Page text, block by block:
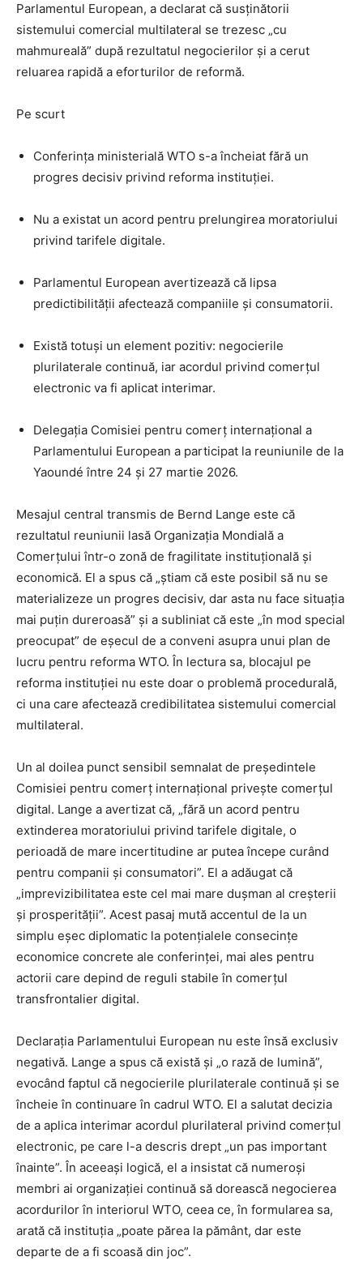
Parlamentul European, a declarat că susținătorii
sistemului comercial multilateral se trezesc „cu
mahmureală” după rezultatul negocierilor și a cerut
reluarea rapidă a eforturilor de reformă.
Pe scurt
Conferința ministerială WTO s-a încheiat fără un
progres decisiv privind reforma instituției.
Nu a existat un acord pentru prelungirea moratoriului
privind tarifele digitale.
Parlamentul European avertizează că lipsa
predictibilității afectează companiile și consumatorii.
Există totuși un element pozitiv: negocierile
plurilaterale continuă, iar acordul privind comerțul
electronic va fi aplicat interimar.
Delegația Comisiei pentru comerț internațional a
Parlamentului European a participat la reuniunile de la
Yaoundé între 24 și 27 martie 2026.
Mesajul central transmis de Bernd Lange este că
rezultatul reuniunii lasă Organizația Mondială a
Comerțului într-o zonă de fragilitate instituțională și
economică. El a spus că „știam că este posibil să nu se
materializeze un progres decisiv, dar asta nu face situația
mai puțin dureroasă” și a subliniat că este „în mod special
preocupat” de eșecul de a conveni asupra unui plan de
lucru pentru reforma WTO. În lectura sa, blocajul pe
reforma instituției nu este doar o problemă procedurală,
ci una care afectează credibilitatea sistemului comercial
multilateral.
Un al doilea punct sensibil semnalat de președintele
Comisiei pentru comerț internațional privește comerțul
digital. Lange a avertizat că, „fără un acord pentru
extinderea moratoriului privind tarifele digitale, o
perioadă de mare incertitudine ar putea începe curând
pentru companii și consumatori”. El a adăugat că
„imprevizibilitatea este cel mai mare dușman al creșterii
și prosperității”. Acest pasaj mută accentul de la un
simplu eșec diplomatic la potențialele consecințe
economice concrete ale conferinței, mai ales pentru
actorii care depind de reguli stabile în comerțul
transfrontalier digital.
Declarația Parlamentului European nu este însă exclusiv
negativă. Lange a spus că există și „o rază de lumină”,
evocând faptul că negocierile plurilaterale continuă și se
încheie în continuare în cadrul WTO. El a salutat decizia
de a aplica interimar acordul plurilateral privind comerțul
electronic, pe care l-a descris drept „un pas important
înainte”. În aceeași logică, el a insistat că numeroși
membri ai organizației continuă să dorească negocierea
acordurilor în interiorul WTO, ceea ce, în formularea sa,
arată că instituția „poate părea la pământ, dar este
departe de a fi scoasă din joc”.